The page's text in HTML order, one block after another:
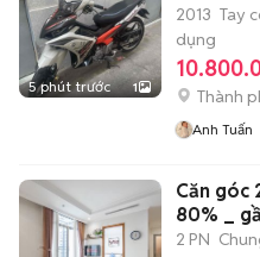
5 phút trước 1
2013 Tay
dụng
Thành
Anh Tuấn
Căn góc
2 PN